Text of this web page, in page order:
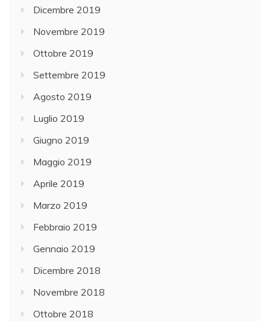
Dicembre 2019
Novembre 2019
Ottobre 2019
Settembre 2019
Agosto 2019
Luglio 2019
Giugno 2019
Maggio 2019
Aprile 2019
Marzo 2019
Febbraio 2019
Gennaio 2019
Dicembre 2018
Novembre 2018
Ottobre 2018